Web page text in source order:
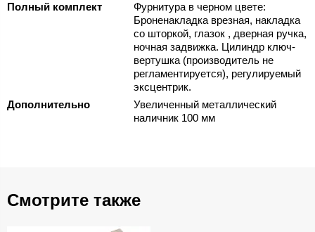
Полный комплект
Фурнитура в черном цвете:
Броненакладка врезная, накладка
со шторкой, глазок , дверная ручка,
ночная задвижка. Цилиндр ключ-
вертушка (производитель не
регламентируется), регулируемый
эксцентрик.
Дополнительно
Увеличенный металлический
наличник 100 мм
Смотрите также